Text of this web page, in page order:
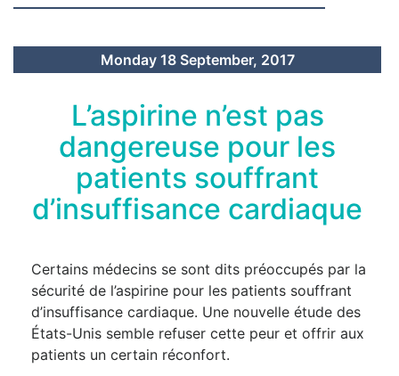
Monday 18 September, 2017
L’aspirine n’est pas
dangereuse pour les
patients souffrant
d’insuffisance cardiaque
Certains médecins se sont dits préoccupés par la
sécurité de l’aspirine pour les patients souffrant
d’insuffisance cardiaque. Une nouvelle étude des
États-Unis semble refuser cette peur et offrir aux
patients un certain réconfort.